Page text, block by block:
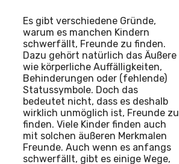
Es gibt verschiedene Gründe,
warum es manchen Kindern
schwerfällt, Freunde zu finden.
Dazu gehört natürlich das Äußere
wie körperliche Auffälligkeiten,
Behinderungen oder (fehlende)
Statussymbole. Doch das
bedeutet nicht, dass es deshalb
wirklich unmöglich ist, Freunde zu
finden. Viele Kinder finden auch
mit solchen äußeren Merkmalen
Freunde. Auch wenn es anfangs
schwerfällt, gibt es einige Wege,